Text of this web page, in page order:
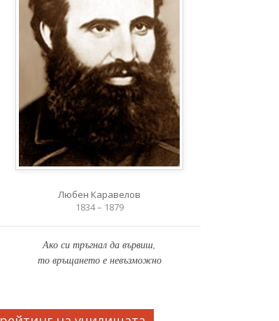
Любен Каравелов
1834 – 1879
Ако си тръгнал да вървиш,
то връщането е невъзможно